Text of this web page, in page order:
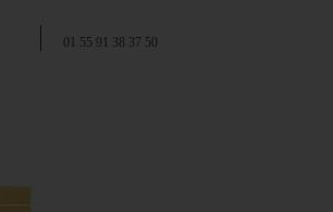
01 55 91 38 37 50